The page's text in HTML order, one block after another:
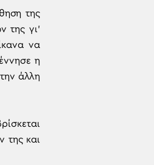
της
της γι’
να
η
άλλη
της και